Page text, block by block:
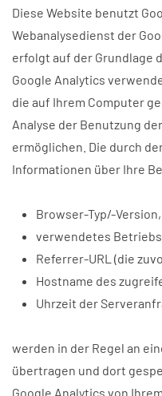
Diese Website benutzt
Webanalysedienst der
erfolgt auf der Grundlage
Google Analytics
die auf Ihrem Computer
Analyse der Benutzung
ermöglichen. Die durch
Informationen über Ihre
Browser-Typ/-Version,
verwendetes
Referrer-URL (die
Hostname des
Uhrzeit der
werden in der Regel an
übertragen und dort
Google Analytics von